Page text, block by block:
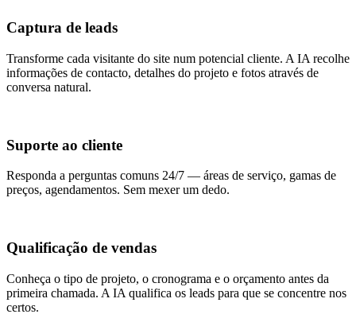
Captura de leads
Transforme cada visitante do site num potencial cliente. A IA recolhe
informações de contacto, detalhes do projeto e fotos através de
conversa natural.
Suporte ao cliente
Responda a perguntas comuns 24/7 — áreas de serviço, gamas de
preços, agendamentos. Sem mexer um dedo.
Qualificação de vendas
Conheça o tipo de projeto, o cronograma e o orçamento antes da
primeira chamada. A IA qualifica os leads para que se concentre nos
certos.